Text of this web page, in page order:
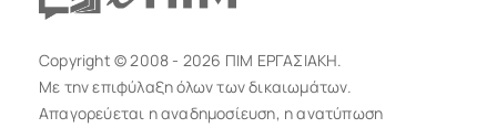
Copyright © 2008 - 2026 ΠΙΜ ΕΡΓΑΣΙΑΚΗ.
Με την επιφύλαξη όλων των δικαιωμάτων.
Απαγορεύεται η αναδημοσίευση, η ανατύπωση